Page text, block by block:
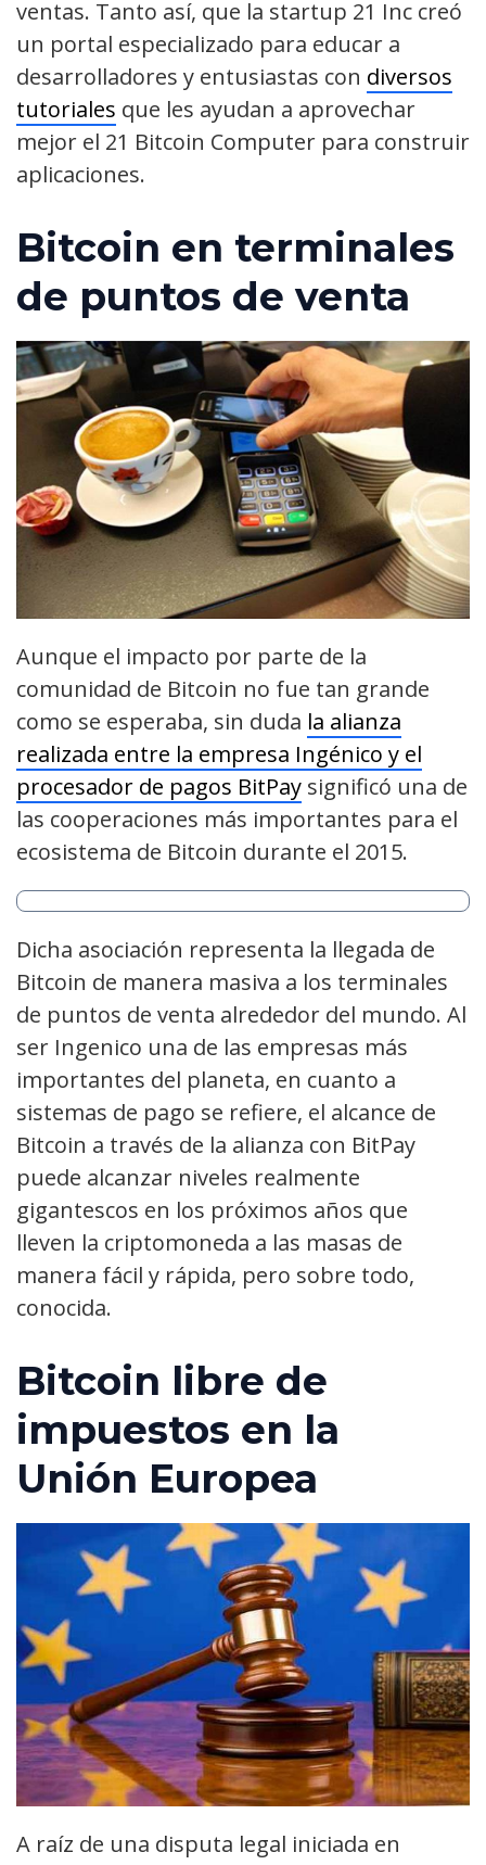
ventas. Tanto así, que la startup 21 Inc creó
un portal especializado para educar a
desarrolladores y entusiastas con diversos
tutoriales que les ayudan a aprovechar
mejor el 21 Bitcoin Computer para construir
aplicaciones.
Bitcoin en terminales
de puntos de venta
Aunque el impacto por parte de la
comunidad de Bitcoin no fue tan grande
como se esperaba, sin duda la alianza
realizada entre la empresa Ingénico y el
procesador de pagos BitPay significó una de
las cooperaciones más importantes para el
ecosistema de Bitcoin durante el 2015.
Dicha asociación representa la llegada de
Bitcoin de manera masiva a los terminales
de puntos de venta alrededor del mundo. Al
ser Ingenico una de las empresas más
importantes del planeta, en cuanto a
sistemas de pago se refiere, el alcance de
Bitcoin a través de la alianza con BitPay
puede alcanzar niveles realmente
gigantescos en los próximos años que
lleven la criptomoneda a las masas de
manera fácil y rápida, pero sobre todo,
conocida.
Bitcoin libre de
impuestos en la
Unión Europea
A raíz de una disputa legal iniciada en